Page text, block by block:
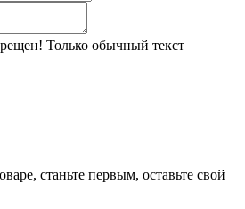
Только обычный текст
станьте первым, оставьте свой